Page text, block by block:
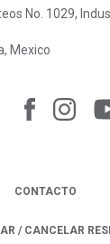
No. 1029,
Mexico
CONTACTO
/ CANCELAR